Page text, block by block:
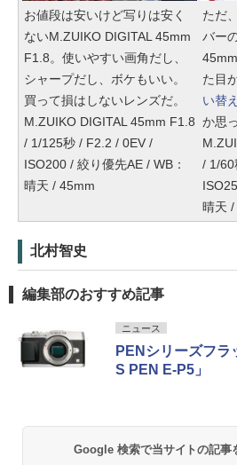
お値段は安いけど写りは安く
ないM.ZUIKO DIGITAL 45mm
F1.8。使いやすい画角だし、
シャープだし、ボケもいい。
買って損はしないレンズだ。
M.ZUIKO DIGITAL 45mm F1.8
/ 1/125秒 / F2.2 / 0EV /
ISO200 / 絞り優先AE / WB：
晴天 / 45mm
ただ
バー
た目
い替
か思
/ 1/60
晴天
北村智史
編集部のおすすめ記事
ニュース
PENシリーズフラ
S PEN E-P5」
Google 検索で当サイトの記事